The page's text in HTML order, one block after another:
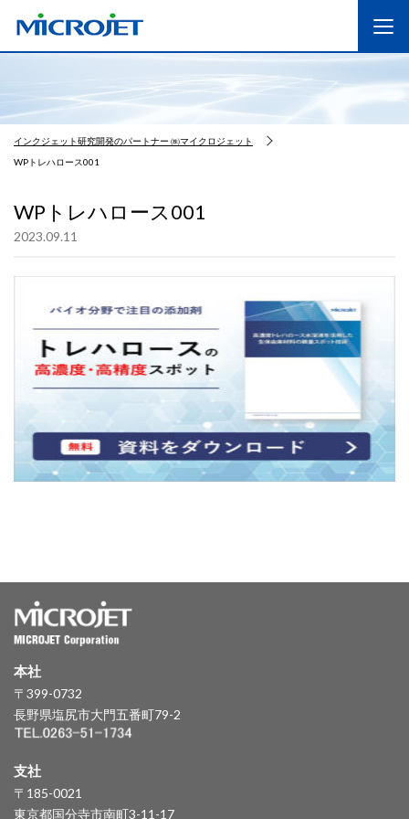
インクジェット研究開発のパートナー ㈱マイクロジェット
WPトレハロース001
WPトレハロース001
2023.09.11
本社
〒399-0732
長野県塩尻市大門五番町79-2
支社
〒185-0021
東京都国分寺市南町3-11-17